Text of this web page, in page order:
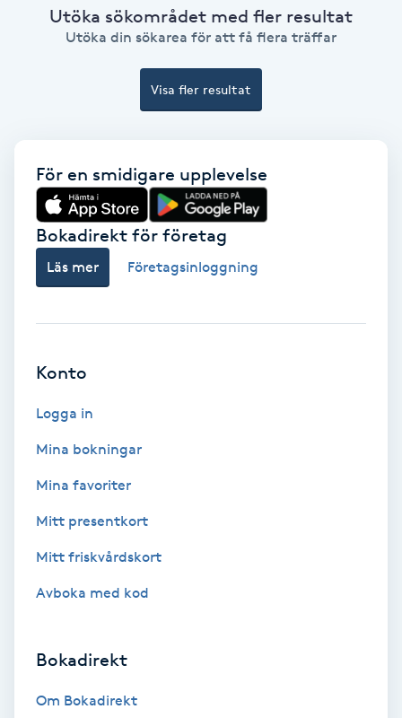
Ansiktsbehandling djuprengörande
Bambumassage
Barber
Barnklippning
Bottenfärg
Brynformning
Brynplockning
Utöka sökområdet med fler resultat
Utöka din sökarea för att få flera träffar
Visa fler resultat
För en smidigare upplevelse
Bokadirekt för företag
Läs mer Företagsinloggning
Konto
Logga in
Mina bokningar
Mina favoriter
Mitt presentkort
Mitt friskvårdskort
Avboka med kod
Bokadirekt
Om Bokadirekt